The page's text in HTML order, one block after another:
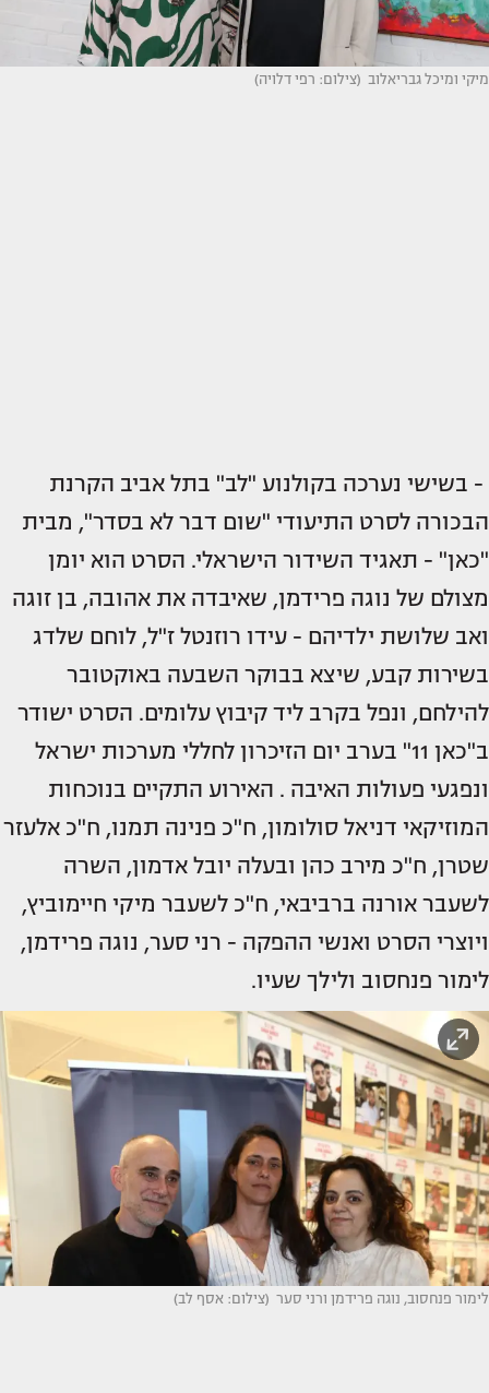
מיקי ומיכל גבריאלוב (צילום: רפי דלויה)
- בשישי נערכה בקולנוע "לב" בתל אביב הקרנת
הבכורה לסרט התיעודי "שום דבר לא בסדר", מבית
"כאן" - תאגיד השידור הישראלי. הסרט הוא יומן
מצולם של נוגה פרידמן, שאיבדה את אהובה, בן זוגה
ואב שלושת ילדיהם - עידו רוזנטל ז"ל, לוחם שלדג
בשירות קבע, שיצא בבוקר השבעה באוקטובר
להילחם, ונפל בקרב ליד קיבוץ עלומים. הסרט ישודר
ב"כאן 11" בערב יום הזיכרון לחללי מערכות ישראל
ונפגעי פעולות האיבה . האירוע התקיים בנוכחות
המוזיקאי דניאל סולומון, ח"כ פנינה תמנו, ח"כ אלעזר
שטרן, ח"כ מירב כהן ובעלה יובל אדמון, השרה
לשעבר אורנה ברביבאי, ח"כ לשעבר מיקי חיימוביץ,
ויוצרי הסרט ואנשי ההפקה - רני סער, נוגה פרידמן,
לימור פנחסוב ולילך שעיו.
לימור פנחסוב, נוגה פרידמן ורני סער (צילום: אסף לב)